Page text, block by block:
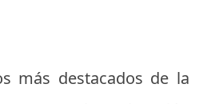
más destacados de la